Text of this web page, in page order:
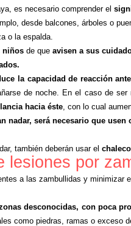
es necesario comprender el
desde balcones, árboles o
o la espalda.
niños de queavisen a sus
la capacidad de reacción
de noche. En el caso de ser
hacia éste , con lo cual
nadar, será necesario que usen
también deberán usar el
lesiones por
a las zambullidas y minimizar
desconocidas, con poca
como piedras, ramas o exceso